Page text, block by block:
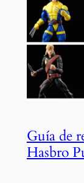
Guía de
Hasbro